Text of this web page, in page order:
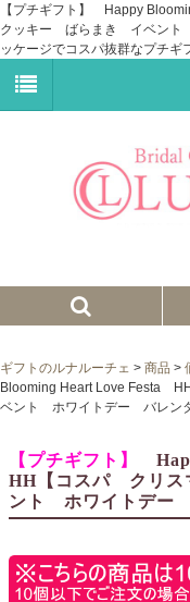
【プチギフト】 Happy
クッキー ばらまき イベント
ッケージでコスパ抜群なプチギ
プチギフト
子育て卒業証書
クロックギフト
ギフトのルナルーチェ > 商品 >
Blooming Heart Love Festa
ベント ホワイトデー バレンタ
【プチギフト】
HH【コスパ クリ
ント ホワイトデー